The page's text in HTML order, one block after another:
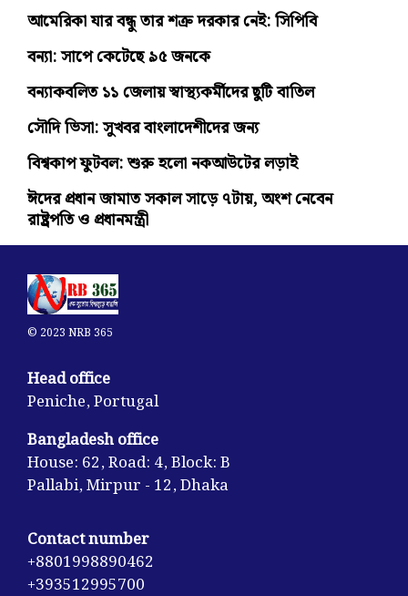
আমেরিকা যার বন্ধু তার শত্রু দরকার নেই: সিপিবি
বন্যা: সাপে কেটেছে ৯৫ জনকে
বন্যাকবলিত ১১ জেলায় স্বাস্থ্যকর্মীদের ছুটি বাতিল
সৌদি ভিসা: সুখবর বাংলাদেশীদের জন্য
বিশ্বকাপ ফুটবল: শুরু হলো নকআউটের লড়াই
ঈদের প্রধান জামাত সকাল সাড়ে ৭টায়, অংশ নেবেন
রাষ্ট্রপতি ও প্রধানমন্ত্রী
© 2023 NRB 365
Head office
Peniche, Portugal
Bangladesh office
House: 62, Road: 4, Block: B
Pallabi, Mirpur - 12, Dhaka
Contact number
+8801998890462
+393512995700